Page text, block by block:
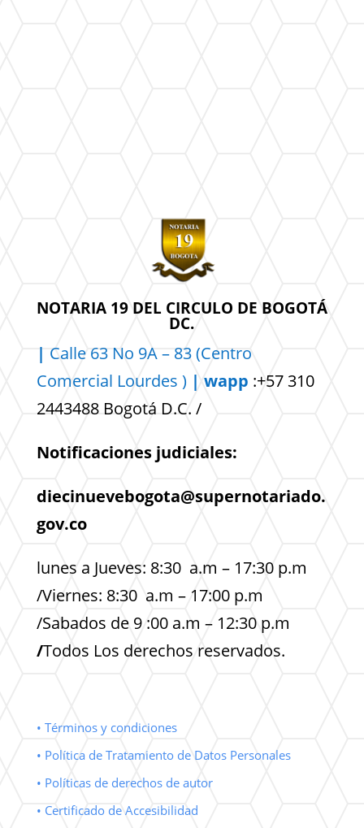
NOTARIA 19 DEL CIRCULO DE BOGOTÁ
DC.
| Calle 63 No 9A – 83 (Centro
Comercial Lourdes ) | wapp :+57 310
2443488 Bogotá D.C. /
Notificaciones judiciales:
diecinuevebogota@supernotariado.
gov.co
lunes a Jueves: 8:30 a.m – 17:30 p.m
/Viernes: 8:30 a.m – 17:00 p.m
/Sabados de 9 :00 a.m – 12:30 p.m
/Todos Los derechos reservados.
• Términos y condiciones
• Política de Tratamiento de Datos Personales
• Políticas de derechos de autor
• Certificado de Accesibilidad